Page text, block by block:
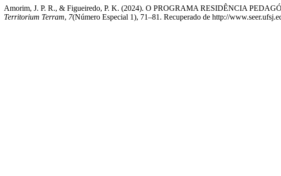
Amorim, J. P. R., & Figueiredo, P. K. (2024). O PROGRAMA RESIDÊNCIA
Territorium Terram, 7(Número Especial 1), 71–81. Recuperado de http://